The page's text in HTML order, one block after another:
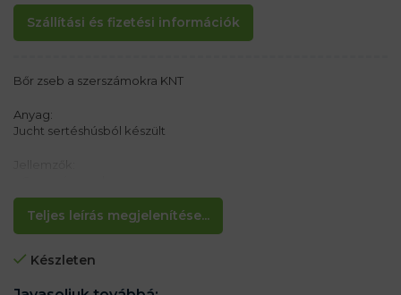
Szállítási és fizetési információk
Teljes leírás megjelenítése...
Bőr zseb a szerszámokra KNT
Anyag:
Jucht sertéshúsból készült
– 1 nagy zseb, amin 4 másik zseb található, pl. csavarhúzókhoz
– Acél hurok kalapácsokhoz
– Öv rögzítése
Készleten